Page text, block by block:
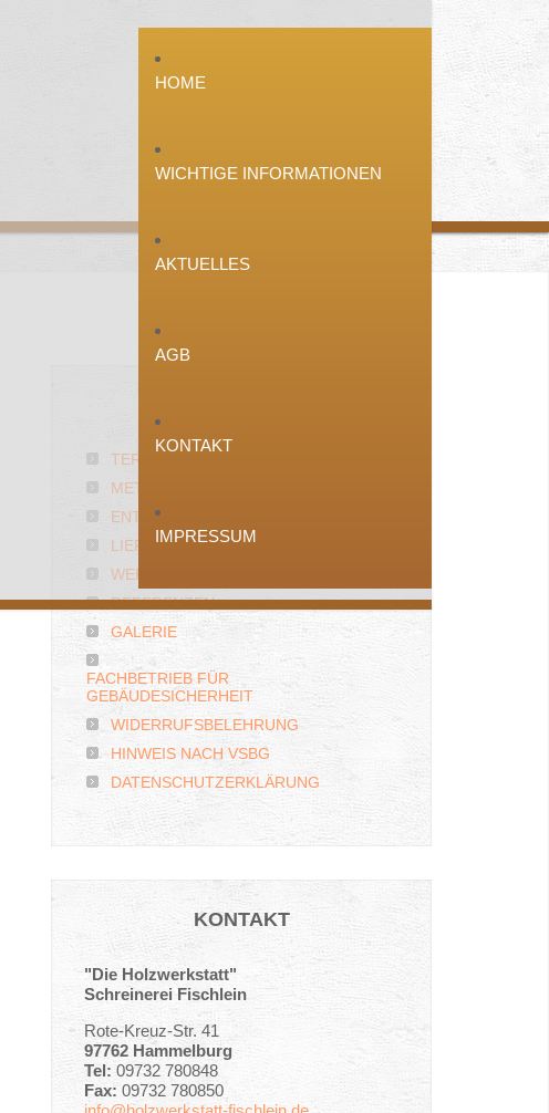
HOME
WICHTIGE INFORMATIONEN
AKTUELLES
AGB
KONTAKT
IMPRESSUM
TERRASSENBAU
METALLFREIE BETTEN
ENTSPANNT MODERNISIEREN
LIEFERANTEN
WERKSTOFFE
REFERENZEN
GALERIE
FACHBETRIEB FÜR
GEBÄUDESICHERHEIT
WIDERRUFSBELEHRUNG
HINWEIS NACH VSBG
DATENSCHUTZERKLÄRUNG
KONTAKT
"Die Holzwerkstatt"
Schreinerei Fischlein
Rote-Kreuz-Str. 41
97762 Hammelburg
Tel: 09732 780848
Fax: 09732 780850